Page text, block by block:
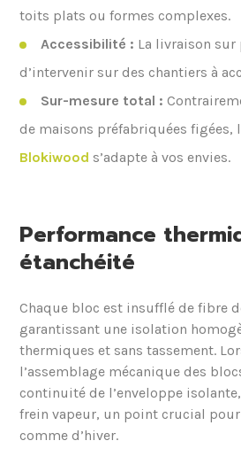
toits plats ou formes complexes.
Accessibilité : La livraison
d’intervenir sur des chantiers à
Sur-mesure total :
de maisons préfabriquées figées,
Blokiwood s’adapte à vos envies.
Performance
étanchéité
Chaque bloc est insufflé de fibre
garantissant une isolation
thermiques et sans tassement.
l’assemblage mécanique des
continuité de l’enveloppe isolante,
frein vapeur, un point crucial pour
comme d’hiver.